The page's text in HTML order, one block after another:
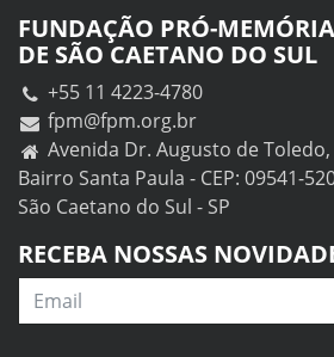
FUNDAÇÃO PRÓ-MEMÓRIA
DE SÃO CAETANO DO SUL
+55 11 4223-4780
fpm@fpm.org.br
Avenida Dr. Augusto de Toledo,
Bairro Santa Paula - CEP: 09541-
São Caetano do Sul - SP
RECEBA NOSSAS
Email